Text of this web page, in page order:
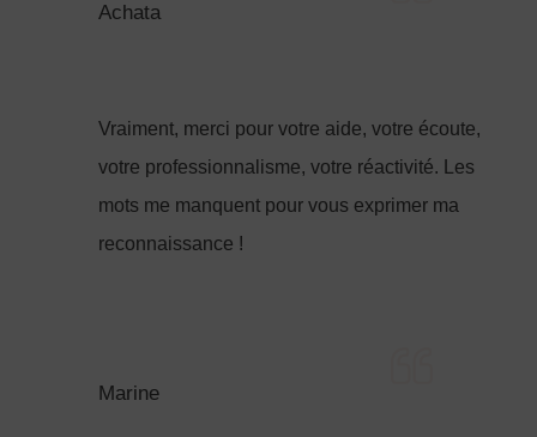
Achata
Vraiment, merci pour votre aide, votre écoute,
votre professionnalisme, votre réactivité. Les
mots me manquent pour vous exprimer ma
reconnaissance !
Marine